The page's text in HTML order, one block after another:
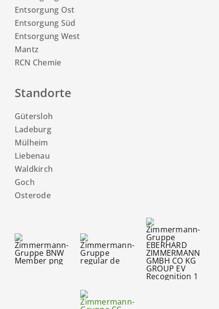
Entsorgung Ost
Entsorgung Süd
Entsorgung West
Mantz
RCN Chemie
Standorte
Gütersloh
Ladeburg
Mülheim
Liebenau
Waldkirch
Goch
Osterode